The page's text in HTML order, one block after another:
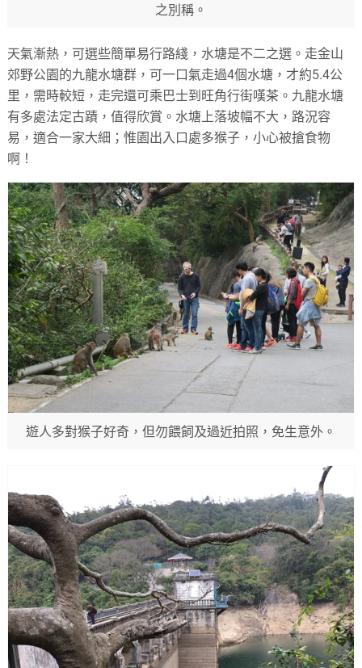
之別稱。
天氣漸熱，可選些簡單易行路綫，水塘是不二之選。走金山
郊野公園的九龍水塘群，可一口氣走過4個水塘，才約5.4公
里，需時較短，走完還可乘巴士到旺角行街嘆茶。九龍水塘
有多處法定古蹟，值得欣賞。水塘上落坡幅不大，路況容
易，適合一家大細；惟園出入口處多猴子，小心被搶食物
啊！
遊人多對猴子好奇，但勿餵飼及過近拍照，免生意外。